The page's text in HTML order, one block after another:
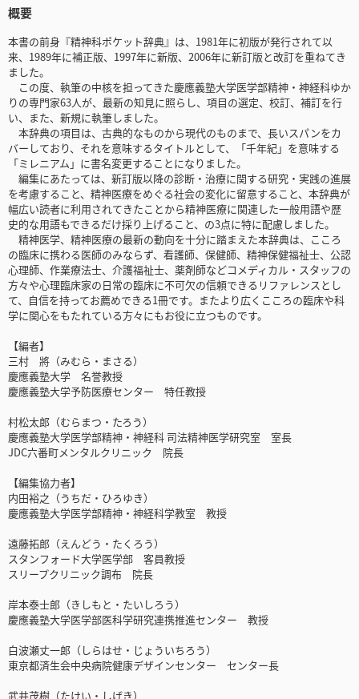
概要
本書の前身『精神科ポケット辞典』は、1981年に初版が発行されて以
来、1989年に補正版、1997年に新版、2006年に新訂版と改訂を重ねてき
ました。
この度、執筆の中核を担ってきた慶應義塾大学医学部精神・神経科ゆか
りの専門家63人が、最新の知見に照らし、項目の選定、校訂、補訂を行
い、また、新規に執筆しました。
本辞典の項目は、古典的なものから現代のものまで、長いスパンをカ
バーしており、それを意味するタイトルとして、「千年紀」を意味する
「ミレニアム」に書名変更することになりました。
編集にあたっては、新訂版以降の診断・治療に関する研究・実践の進展
を考慮すること、精神医療をめぐる社会の変化に留意すること、本辞典が
幅広い読者に利用されてきたことから精神医療に関連した一般用語や歴
史的な用語もできるだけ採り上げること、の3点に特に配慮しました。
精神医学、精神医療の最新の動向を十分に踏まえた本辞典は、こころ
の臨床に携わる医師のみならず、看護師、保健師、精神保健福祉士、公認
心理師、作業療法士、介護福祉士、薬剤師などコメディカル・スタッフの
方々や心理臨床家の日常の臨床に不可欠の信頼できるリファレンスとし
て、自信を持ってお薦めできる1冊です。またより広くこころの臨床や科
学に関心をもたれている方々にもお役に立つものです。
【編者】
三村 將（みむら・まさる）
慶應義塾大学 名誉教授
慶應義塾大学予防医療センター 特任教授
村松太郎（むらまつ・たろう）
慶應義塾大学医学部精神・神経科 司法精神医学研究室 室長
JDC六番町メンタルクリニック 院長
【編集協力者】
内田裕之（うちだ・ひろゆき）
慶應義塾大学医学部精神・神経科学教室 教授
遠藤拓郎（えんどう・たくろう）
スタンフォード大学医学部 客員教授
スリープクリニック調布 院長
岸本泰士郎（きしもと・たいしろう）
慶應義塾大学医学部医科学研究連携推進センター 教授
白波瀬丈一郎（しらはせ・じょういちろう）
東京都済生会中央病院健康デザインセンター センター長
武井茂樹（たけい・しげき）